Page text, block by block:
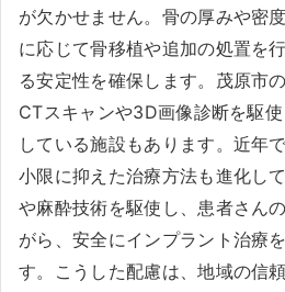
が欠かせません。骨の厚みや密
に応じて骨移植や追加の処置を
る安定性を確保します。茂原市
CTスキャンや3D画像診断を駆
している施設もあります。近年
小限に抑えた治療方法も進化し
や麻酔技術を駆使し、患者さん
がら、安全にインプラント治療
す。こうした配慮は、地域の信